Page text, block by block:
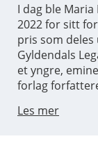
I dag ble
2022 for sitt
pris som
Gyldendals
et yngre,
forlag
Les mer